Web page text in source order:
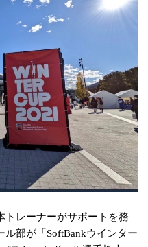
トレーナーがサポートを務
ル部が 「SoftBankウインター